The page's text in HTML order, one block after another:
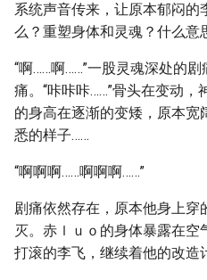
系统声音传来，让原本郁闷
么？重塑身体和灵魂？什么意
“啊……啊……”一股灵魂深处的
痛。“咔咔咔……”骨头在变动，
的身高在逐渐的变矮，原本
悉的样子……
“啊啊啊……啊啊啊……”
剧痛依然存在，原本他身上穿
灭。赤ｌｕｏ的身体暴露在
打滚的李飞，继续着他的改造